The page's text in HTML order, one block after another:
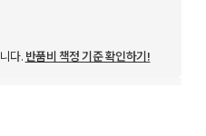
다. 반품비 책정 기준 확인하기!